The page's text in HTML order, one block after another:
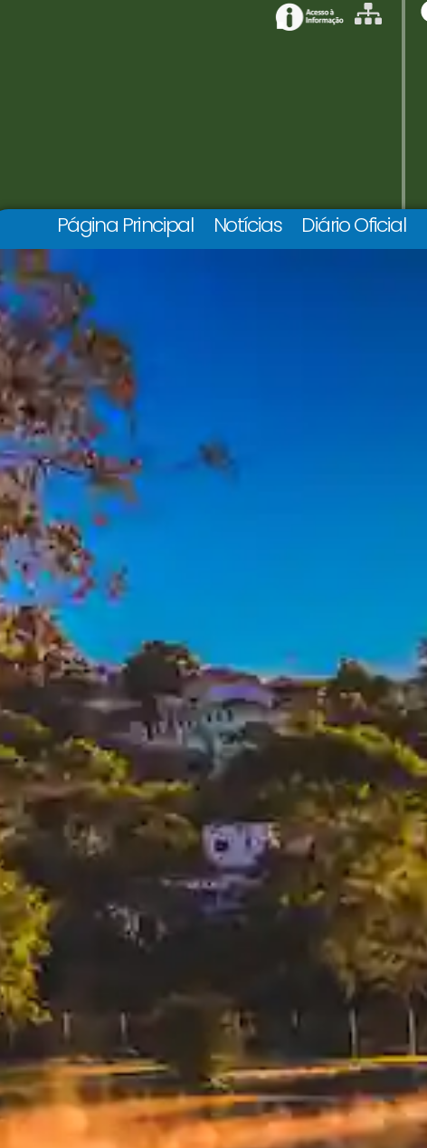
Página Principal Notícias Diário Oficial